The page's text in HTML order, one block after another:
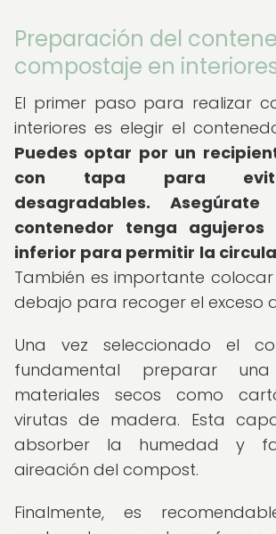
Preparación del
compostaje en
El primer paso para realizar
interiores es elegir el
Puedes optar por un
con tapa para
desagradables.
contenedor tenga
inferior para permitir la
También es importante
debajo para recoger el exceso
Una vez seleccionado el
fundamental preparar
materiales secos como
virutas de madera. Esta
absorber la humedad y
aireación del compost.
Finalmente, es